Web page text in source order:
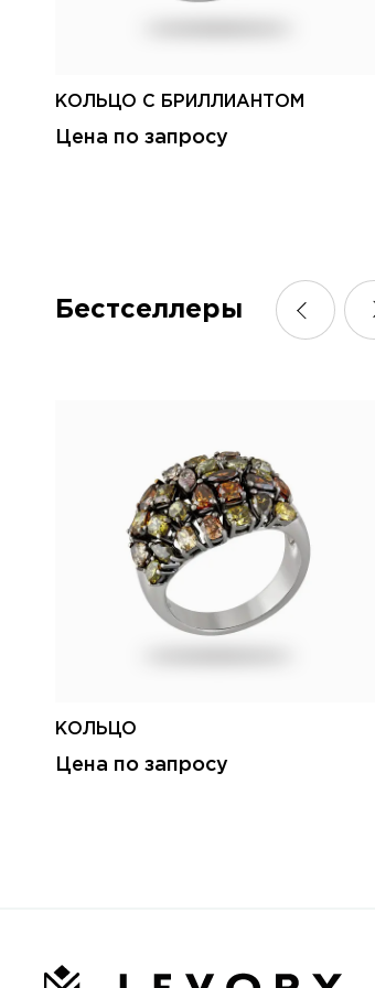
КОЛЬЦО С БРИЛЛИАНТОМ
Цена по запросу
Бестселлеры
КОЛЬЦО
Цена по запросу